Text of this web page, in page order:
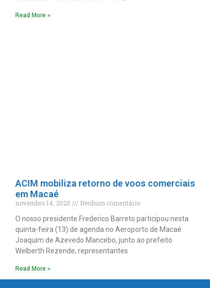
Read More »
ACIM mobiliza retorno de voos comerciais
em Macaé
novembro 14, 2025
Nenhum comentário
O nosso presidente Frederico Barreto participou nesta
quinta-feira (13) de agenda no Aeroporto de Macaé
Joaquim de Azevedo Mancebo, junto ao prefeito
Welberth Rezende, representantes
Read More »